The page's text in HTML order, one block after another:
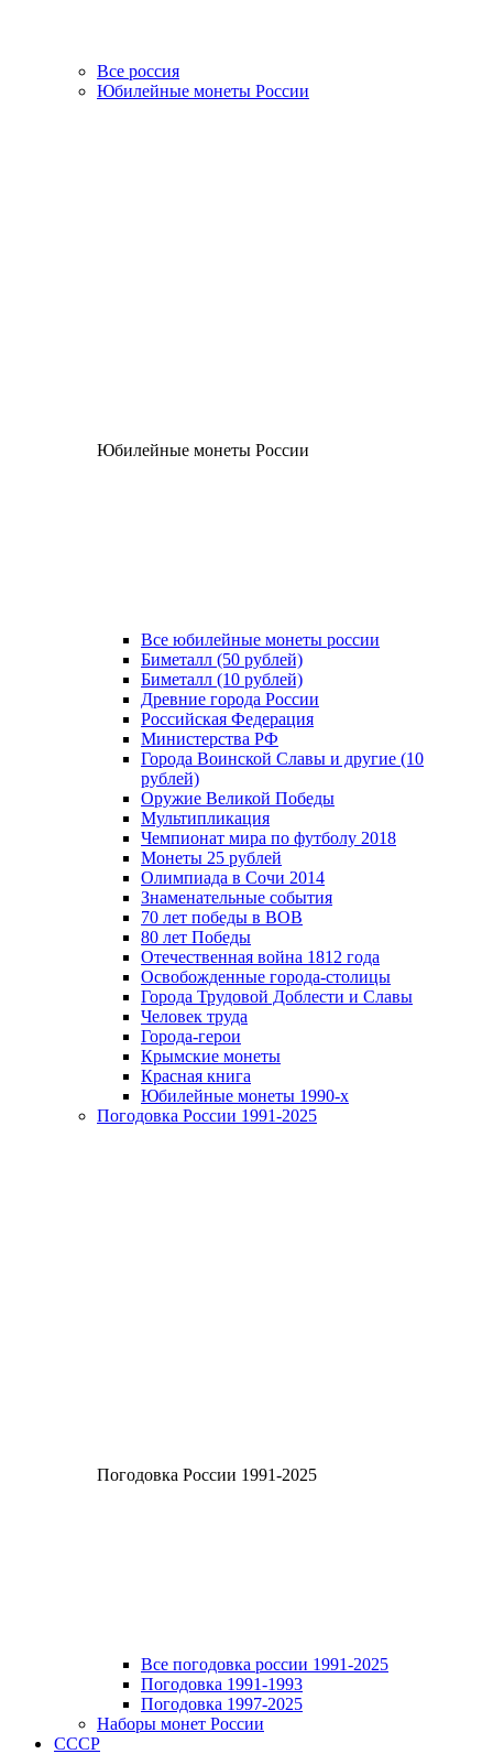
Все россия
Юбилейные монеты России
Юбилейные монеты России
Все юбилейные монеты россии
Биметалл (50 рублей)
Биметалл (10 рублей)
Древние города России
Российская Федерация
Министерства РФ
Города Воинской Славы и другие (10
рублей)
Оружие Великой Победы
Мультипликация
Чемпионат мира по футболу 2018
Монеты 25 рублей
Олимпиада в Сочи 2014
Знаменательные события
70 лет победы в ВОВ
80 лет Победы
Отечественная война 1812 года
Освобожденные города-столицы
Города Трудовой Доблести и Славы
Человек труда
Города-герои
Крымские монеты
Красная книга
Юбилейные монеты 1990-х
Погодовка России 1991-2025
Погодовка России 1991-2025
Все погодовка россии 1991-2025
Погодовка 1991-1993
Погодовка 1997-2025
Наборы монет России
СССР